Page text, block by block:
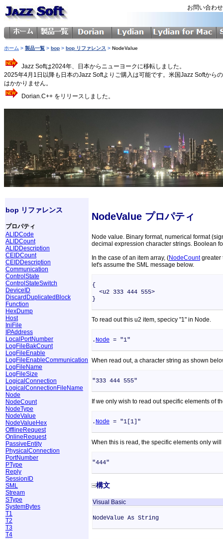
お問い合わ
ホーム > 製品一覧 > bop > bop リファレンス > NodeValue
Jazz Softは2024年、日本からニューヨークに移転しました。
2025年4月1日以降も日本のJazz Softよりご購入は可能です。米国Jazz Softから
はかかりません。
Dorian.C++ をリリースしました。
bop リファレンス
プロパティ
ALIDCode
ALIDCount
ALIDDescription
CEIDCount
CEIDDescription
Communication
ControlState
ControlStateSwitch
DeviceID
DiscardDuplicatedBlock
Function
HexDump
Host
IniFile
IPAddress
LocalPortNumber
LogFileBakCount
LogFileEnable
LogFileEnableCommunication
LogFileName
LogFileSize
LogicalConnection
LogicalConnectionFileName
Node
NodeCount
NodeType
NodeValue
NodeValueHex
OfflineRequest
OnlineRequest
PassiveEntity
PhysicalConnection
PortNumber
PType
Reply
SessionID
SML
Stream
SType
SystemBytes
T1
T2
T3
T4
NodeValue プロパティ
Node value. Binary format, numerical format
decimal expression character strings. Boolean
In the case of an item array, (NodeCountgreater
let's assume the SML message below.
{
<u2 333 444 555>
}
To read out this u2 item, specicy "1" in Node.
. Node = "1"
When read out, a character string as shown
"333 444 555"
If we only wish to read out specific elements of
. Node = "1[1]"
When this is read, the specific elements only
"444"
構文
Visual Basic
NodeValue As String